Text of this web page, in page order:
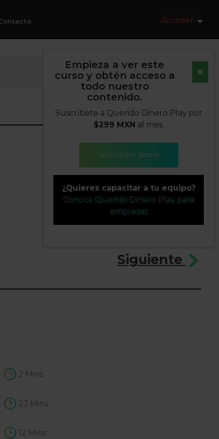
Acceder
Siguiente
2 Mins
23 Mins
12 Mins
Empieza a ver este
curso y obtén acceso a
todo nuestro
contenido.
Suscríbete a Querido Dinero Play por
$299 MXN al mes.
Suscríbete ahora
¿Quieres capacitar a tu equipo?
Conoce Querido Dinero Play para
empresas